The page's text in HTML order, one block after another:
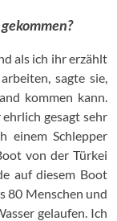
als ich ihr erzählt
sagte sie,
kommen kann.
gesagt sehr
einem Schlepper
von der Türkei
auf diesem Boot
80 Menschen und
gelaufen. Ich